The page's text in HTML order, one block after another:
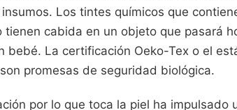
Los tintes químicos que
tienen cabida en un objeto que pasará
bebé. La certificación Oeko-Tex o el
promesas de seguridad biológica.
por lo que toca la piel ha